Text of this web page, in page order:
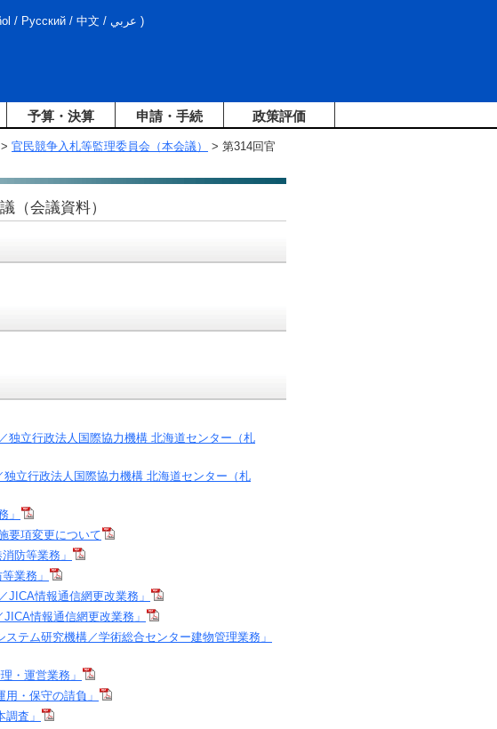
/ Русский / 中文 / عربي )
予算・決算 申請・手続 政策評価
> 官民競争入札等監理委員会（本会議）
> 第314回官
（会議資料）
独立行政法人国際協力機構 北海道センター（札
立行政法人国際協力機構 北海道センター（札
」
要項変更について
防等業務」
業務」
JICA情報通信網更改業務」
情報通信網更改業務」
テム研究機構／学術総合センター建物管理業務」
・運営業務」
・保守の請負」
査」